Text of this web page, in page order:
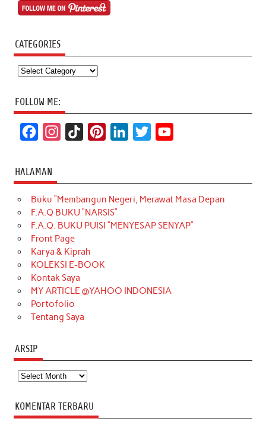
CATEGORIES
Categories
FOLLOW ME:
c
e
b
o
o
k
t
a
g
r
a
m
T
o
k
t
e
r
k
e
d
t
t
e
T
u
b
HALAMAN
Buku “Membangun Negeri, Merawat Masa Depan
F.A.Q BUKU “NARSIS”
F.A.Q. BUKU PUISI “MENYESAP SENYAP”
Front Page
Karya & Kiprah
KOLEKSI E-BOOK
Kontak Saya
MY ARTICLE @YAHOO INDONESIA
Portofolio
Tentang Saya
ARSIP
Arsip
KOMENTAR TERBARU